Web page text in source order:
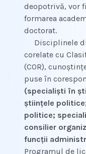
deopotrivă, vor
formarea
doctorat.
Disciplinele
corelate cu
(COR),
puse în
(specialişti în
ştiinţele
politice;
consilier
funcţii
Programul de